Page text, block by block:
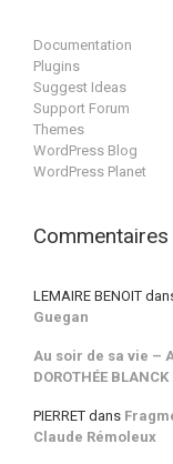
Documentation
Plugins
Suggest Ideas
Support Forum
Themes
WordPress Blog
WordPress Planet
LEMAIRE BENOIT
Guegan
Au soir de sa vie –
DOROTHÉE
PIERRET dans
Claude Rémoleux